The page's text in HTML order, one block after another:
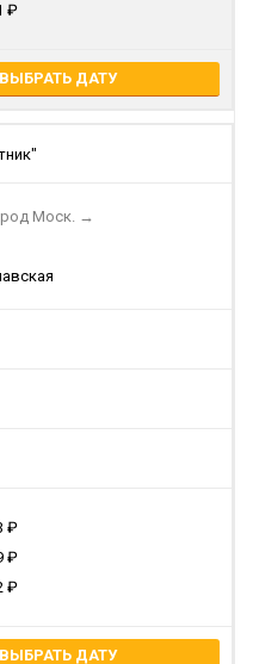
ВЫБРАТЬ ДАТУ
Моск. →
ВЫБРАТЬ ДАТУ